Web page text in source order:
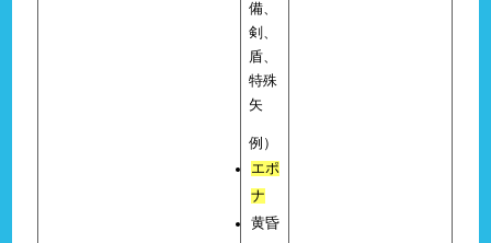
備、
剣、
盾、
特殊
矢
例）
エポ
ナ
黄昏